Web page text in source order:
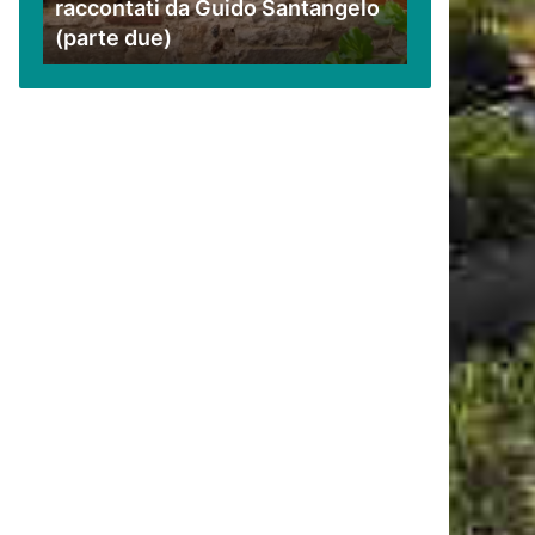
Santangelo
(parte
due)
raccontati da Guido Santangelo
(parte due)